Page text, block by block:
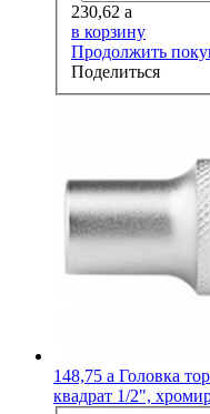
230,62 a
в корзину
Продолжить
Поделиться
148,75 a Головка
квадрат 1/2",